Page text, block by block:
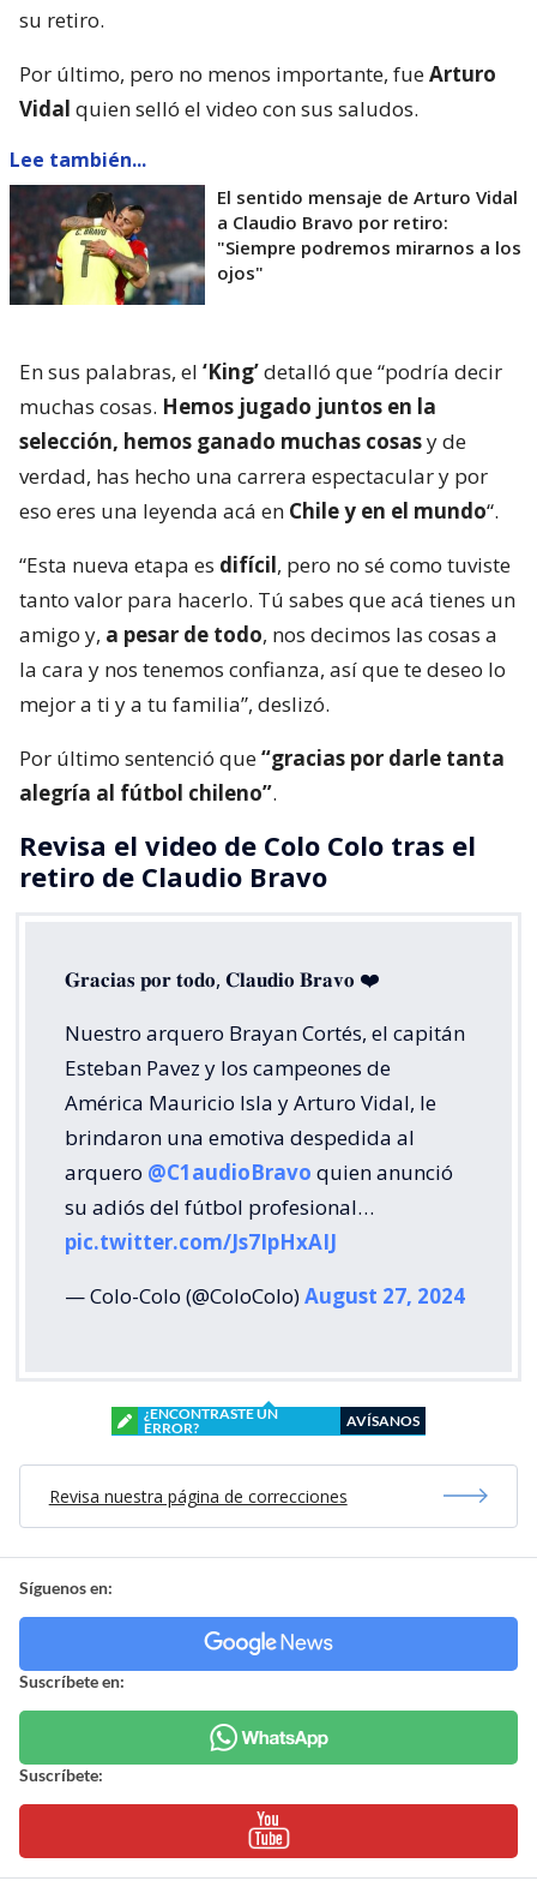
su retiro.
Por último, pero no menos importante, fueArturo
Vidal quien selló el video con sus saludos.
Lee también...
El sentido mensaje de Arturo Vidal
a Claudio Bravo por retiro:
"Siempre podremos mirarnos a los
ojos"
En sus palabras, el ‘King’detalló que “podría decir
muchas cosas. Hemos jugado juntos en la
selección, hemos ganado muchas cosasy de
verdad, has hecho una carrera espectacular y por
eso eres una leyenda acá en Chile y en el mundo“.
“Esta nueva etapa es difícil, pero no sé como tuviste
tanto valor para hacerlo. Tú sabes que acá tienes un
amigo y, a pesar de todo, nos decimos las cosas a
la cara y nos tenemos confianza, así que te deseo lo
mejor a ti y a tu familia”, deslizó.
Por último sentenció que“gracias por darle tanta
alegría al fútbol chileno”.
Revisa el video de Colo Colo tras el
retiro de Claudio Bravo
𝐆𝐫𝐚𝐜𝐢𝐚𝐬 𝐩𝐨𝐫 𝐭𝐨𝐝𝐨, 𝐂𝐥𝐚𝐮𝐝𝐢𝐨 𝐁𝐫𝐚𝐯𝐨 ❤️
Nuestro arquero Brayan Cortés, el capitán
Esteban Pavez y los campeones de
América Mauricio Isla y Arturo Vidal, le
brindaron una emotiva despedida al
arquero @C1audioBravo quien anunció
su adiós del fútbol profesional…
pic.twitter.com/Js7IpHxAIJ
— Colo-Colo (@ColoColo)August 27, 2024
¿ENCONTRASTE UN
ERROR?
AVÍSANOS
Revisa nuestra página de correcciones
Síguenos en:
Suscríbete en:
Suscríbete: